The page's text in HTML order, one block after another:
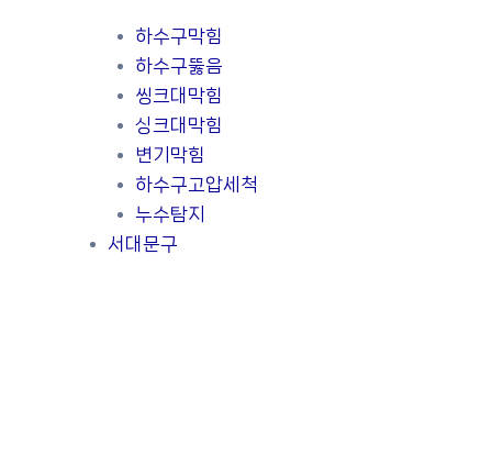
하수구막힘
하수구뚫음
씽크대막힘
싱크대막힘
변기막힘
하수구고압세척
누수탐지
서대문구